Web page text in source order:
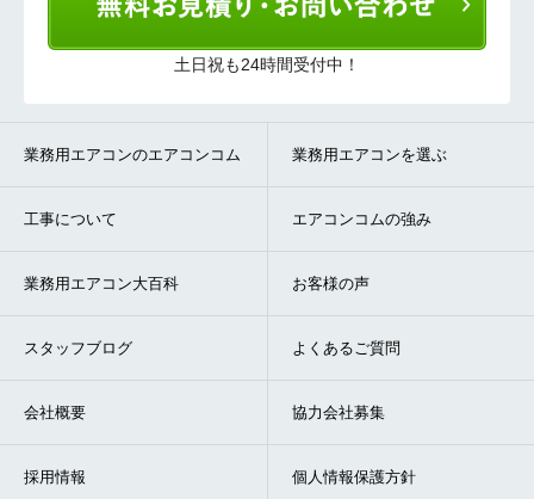
土日祝も24時間受付中！
業務用エアコンのエアコンコム 業務用エアコンを選ぶ
工事について エアコンコムの強み
業務用エアコン大百科 お客様の声
スタッフブログ よくあるご質問
会社概要 協力会社募集
採用情報 個人情報保護方針